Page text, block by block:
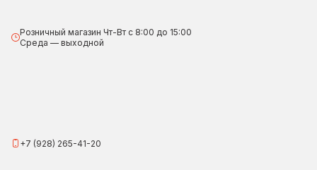
Розничный магазин Чт-Вт с 8:00 до 15:00
Среда — выходной
+7 (928) 265-41-20